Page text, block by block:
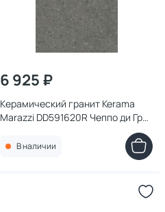
6 925 ₽
Керамический гранит Kerama
Marazzi DD591620R Чеппо ди Гре
119,5x238,5x0,9
В наличии